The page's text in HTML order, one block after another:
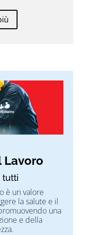
Lavoro
tutti
è un valore
la salute e il
una
e della